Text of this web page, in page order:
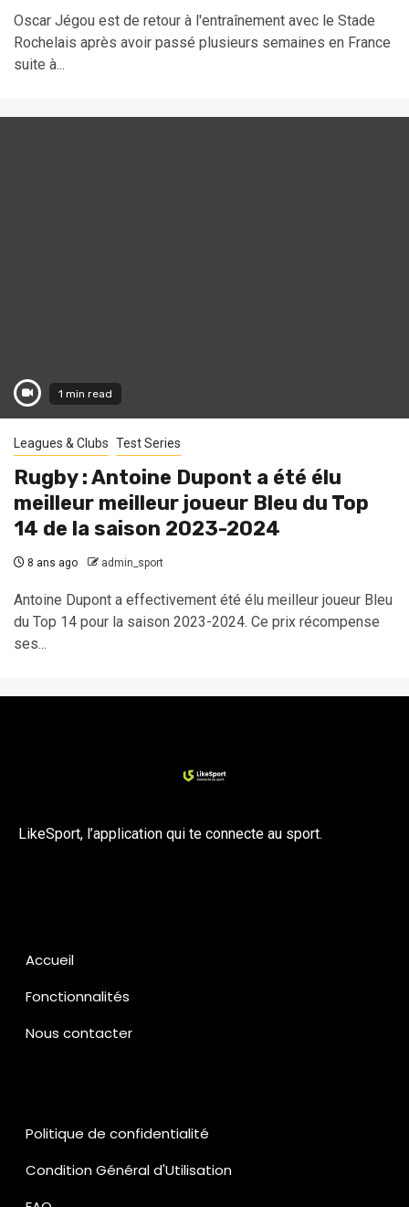
Oscar Jégou est de retour à l'entraînement avec le Stade
Rochelais après avoir passé plusieurs semaines en France
suite à...
1 min read
Leagues & Clubs Test Series
Rugby : Antoine Dupont a été élu
meilleur meilleur joueur Bleu du Top
14 de la saison 2023-2024
8 ans ago admin_sport
Antoine Dupont a effectivement été élu meilleur joueur Bleu
du Top 14 pour la saison 2023-2024. Ce prix récompense
ses...
LikeSport, l’application qui te connecte au sport.
Accueil
Fonctionnalités
Nous contacter
Politique de confidentialité
Condition Général d'Utilisation